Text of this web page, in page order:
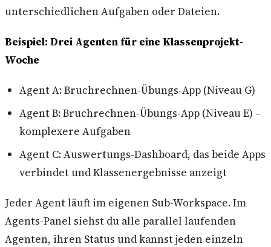
unterschiedlichen Aufgaben oder Dateien.
Beispiel: Drei Agenten für eine Klassenprojekt-
Woche
Agent A: Bruchrechnen-Übungs-App (Niveau G)
Agent B: Bruchrechnen-Übungs-App (Niveau E) –
komplexere Aufgaben
Agent C: Auswertungs-Dashboard, das beide Apps
verbindet und Klassenergebnisse anzeigt
Jeder Agent läuft im eigenen Sub-Workspace. Im
Agents-Panel siehst du alle parallel laufenden
Agenten, ihren Status und kannst jeden einzeln